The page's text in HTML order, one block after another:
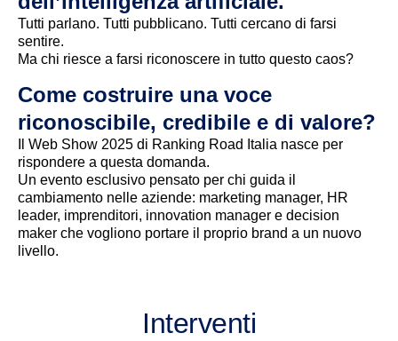
Tutti parlano. Tutti pubblicano. Tutti cercano di farsi
sentire.
Ma chi riesce a farsi riconoscere in tutto questo caos?
Come costruire una voce
riconoscibile, credibile e di valore?
Il Web Show 2025 di Ranking Road Italia nasce per
rispondere a questa domanda.
Un evento esclusivo pensato per chi guida il
cambiamento nelle aziende: marketing manager, HR
leader, imprenditori, innovation manager e decision
maker che vogliono portare il proprio brand a un nuovo
livello.
Interventi